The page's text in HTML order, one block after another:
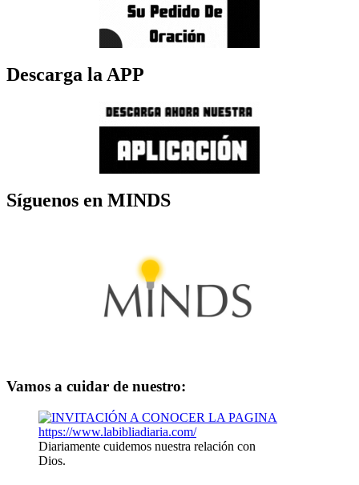
Descarga la APP
Síguenos en MINDS
Vamos a cuidar de nuestro:
Diariamente cuidemos nuestra relación con
Dios.